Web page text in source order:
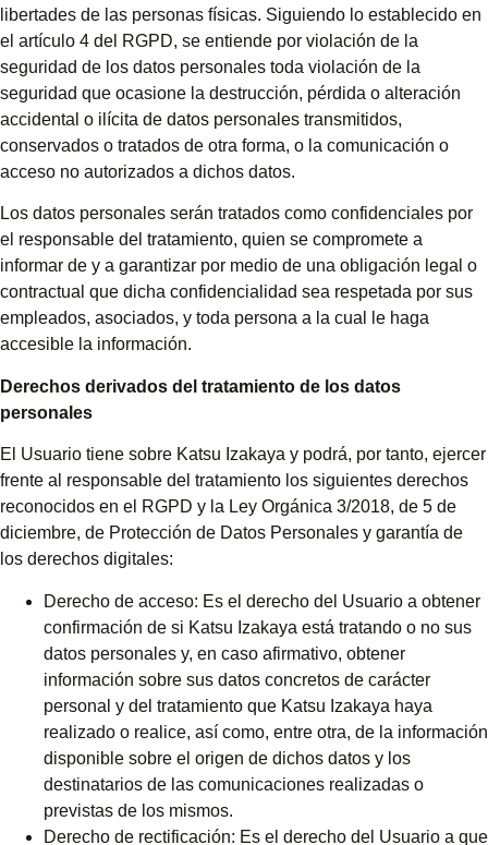
libertades de las personas físicas. Siguiendo lo establecido en
el artículo 4 del RGPD, se entiende por violación de la
seguridad de los datos personales toda violación de la
seguridad que ocasione la destrucción, pérdida o alteración
accidental o ilícita de datos personales transmitidos,
conservados o tratados de otra forma, o la comunicación o
acceso no autorizados a dichos datos.
Los datos personales serán tratados como confidenciales por
el responsable del tratamiento, quien se compromete a
informar de y a garantizar por medio de una obligación legal o
contractual que dicha confidencialidad sea respetada por sus
empleados, asociados, y toda persona a la cual le haga
accesible la información.
Derechos derivados del tratamiento de los datos
personales
El Usuario tiene sobre Katsu Izakaya y podrá, por tanto, ejercer
frente al responsable del tratamiento los siguientes derechos
reconocidos en el RGPD y la Ley Orgánica 3/2018, de 5 de
diciembre, de Protección de Datos Personales y garantía de
los derechos digitales:
Derecho de acceso: Es el derecho del Usuario a obtener
confirmación de si Katsu Izakaya está tratando o no sus
datos personales y, en caso afirmativo, obtener
información sobre sus datos concretos de carácter
personal y del tratamiento que Katsu Izakaya haya
realizado o realice, así como, entre otra, de la información
disponible sobre el origen de dichos datos y los
destinatarios de las comunicaciones realizadas o
previstas de los mismos.
Derecho de rectificación: Es el derecho del Usuario a que